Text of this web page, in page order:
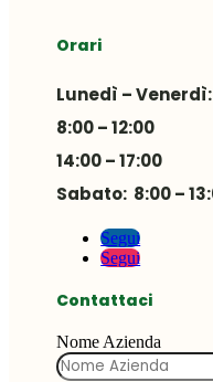
Orari
Lunedì – Venerdì:
8:00 – 12:00
14:00 – 17:00
Sabato: 8:00 –
Segui
Segui
Contattaci
Nome Azienda